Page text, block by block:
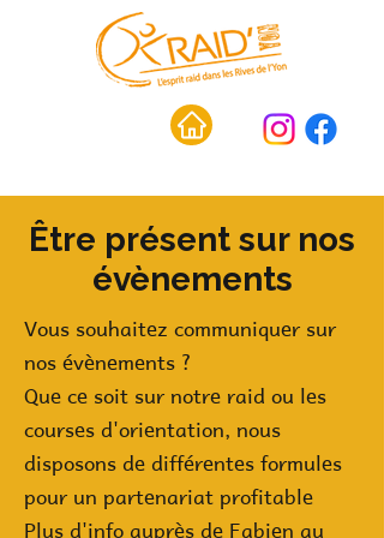
Être présent sur nos
évènements
Vous souhaitez communiquer sur
nos évènements ?
Que ce soit sur notre raid ou les
courses d'orientation, nous
disposons de différentes formules
pour un partenariat profitable
Plus d'info auprès de Fabien au